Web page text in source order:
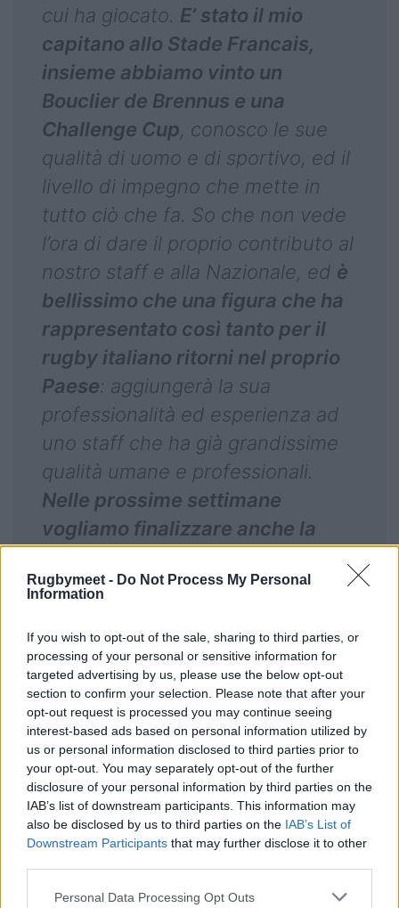
Rugbymeet - Do Not Process My Personal
Information
If you wish to opt-out of the sale, sharing to third parties, or
processing of your personal or sensitive information for
targeted advertising by us, please use the below opt-out
section to confirm your selection. Please note that after your
opt-out request is processed you may continue seeing
interest-based ads based on personal information utilized by
us or personal information disclosed to third parties prior to
your opt-out. You may separately opt-out of the further
disclosure of your personal information by third parties on the
IAB’s list of downstream participants. This information may
also be disclosed by us to third parties on the IAB’s List of
Downstream Participants that may further disclose it to other
Personal Data Processing Opt Outs
cui ha giocato. E’ stato il mio
capitano allo Stade Francais,
insieme abbiamo vinto un
Bouclier de Brennus e una
Challenge Cup, conosco le sue
qualità di uomo e di sportivo, ed il
livello di impegno che mette in
tutto ciò che fa. So che non vede
l’ora di dare il proprio contributo al
nostro staff e alla Nazionale, ed è
bellissimo che una figura che ha
rappresentato così tanto per il
rugby italiano ritorni nel proprio
Paese: aggiungerà la sua
professionalità ed esperienza ad
uno staff che ha già grandissime
qualità umane e professionali.
Nelle prossime settimane
vogliamo finalizzare anche la
per la mischia, per essere al
Championship di questa estate”.